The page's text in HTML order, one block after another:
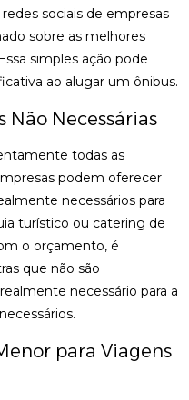
sociais de empresas
sobre as melhores
simples ação pode
ao alugar um ônibus.
Não Necessárias
todas as
podem oferecer
necessários para
turístico ou catering de
o orçamento, é
que não são
necessário para a
para Viagens